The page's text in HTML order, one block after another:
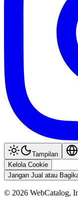
Tampilan
Kelola Cookie
Jangan Jual atau
© 2026 WebCatalog,